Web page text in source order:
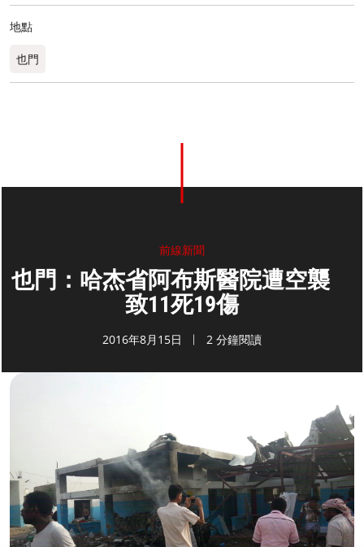
地點
也門
前線新聞
也門：哈杰省阿布斯醫院遭空襲
致11死19傷
2016年8月15日 2 分鐘閱讀